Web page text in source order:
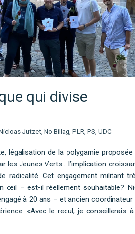
qui divise
Jutzet No Billag PLR PS UDC
légalisation de la polygamie
les Jeunes Verts… l’implication
radicalité. Cet engagement militant
œil – est-il réellement souhaitable?
à 20 ans – et ancien coordinateur
«Avec le recul, je conseillerais